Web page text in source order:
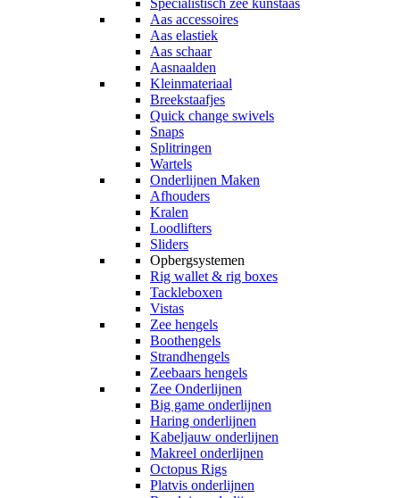
Specialistisch zee kunstaas
Aas accessoires
Aas elastiek
Aas schaar
Aasnaalden
Kleinmateriaal
Breekstaafjes
Quick change swivels
Snaps
Splitringen
Wartels
Onderlijnen Maken
Afhouders
Kralen
Loodlifters
Sliders
Opbergsystemen
Rig wallet & rig boxes
Tackleboxen
Vistas
Zee hengels
Boothengels
Strandhengels
Zeebaars hengels
Zee Onderlijnen
Big game onderlijnen
Haring onderlijnen
Kabeljauw onderlijnen
Makreel onderlijnen
Octopus Rigs
Platvis onderlijnen